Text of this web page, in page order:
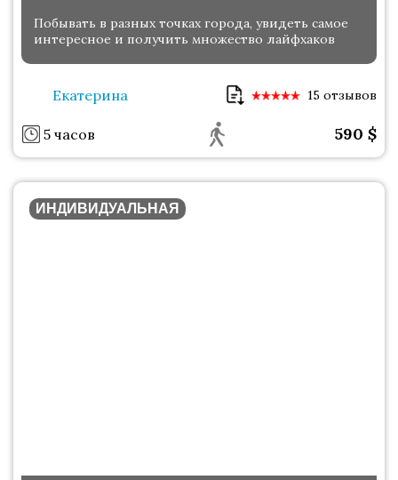
Побывать в разных точках города, увидеть самое
интересное и получить множество лайфхаков
Екатерина 15 отзывов
5 часов 590 $
ИНДИВИДУАЛЬНАЯ